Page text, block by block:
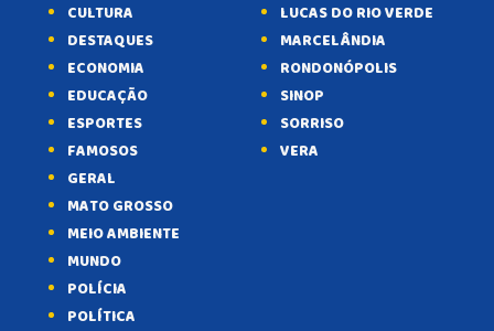
CULTURA
DESTAQUES
ECONOMIA
EDUCAÇÃO
ESPORTES
FAMOSOS
GERAL
MATO GROSSO
MEIO AMBIENTE
MUNDO
POLÍCIA
POLÍTICA
LUCAS DO RIO VERDE
MARCELÂNDIA
RONDONÓPOLIS
SINOP
SORRISO
VERA